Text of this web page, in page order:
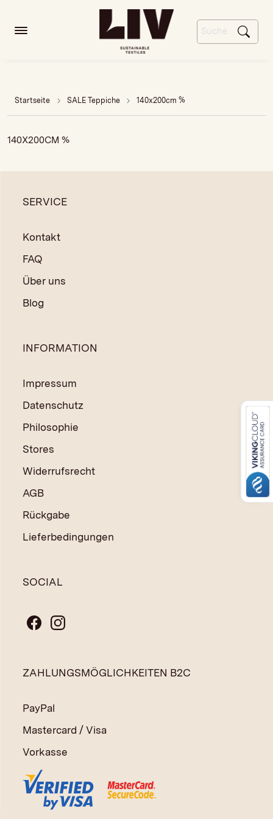
Startseite SALE Teppiche 140x200cm %
140X200CM %
SERVICE
Kontakt
FAQ
Über uns
Blog
INFORMATION
Impressum
Datenschutz
Philosophie
Stores
Widerrufsrecht
AGB
Rückgabe
Lieferbedingungen
SOCIAL
ZAHLUNGSMÖGLICHKEITEN B2C
PayPal
Mastercard / Visa
Vorkasse